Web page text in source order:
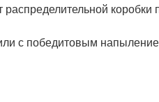
коробки
с победитовым